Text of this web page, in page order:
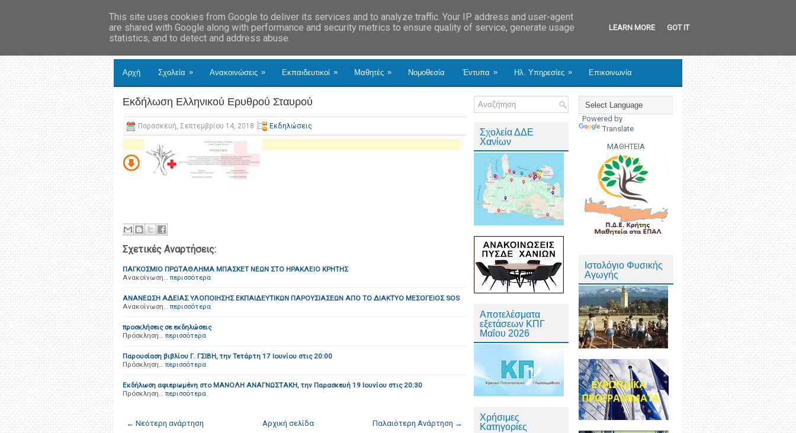
Αρχή Σχολεία » Ανακοινώσεις » Εκπαιδευτικοί » Μαθητές » Νομοθεσία Έντυπα » Ηλ. Υπηρεσίες » Επικοινωνία
Εκδήλωση Ελληνικού Ερυθρού Σταυρού
Παρασκευή, Σεπτεμβρίου 14, 2018 Εκδηλώσεις
Σχετικές Αναρτήσεις:
ΠΑΓΚΟΣΜΙΟ ΠΡΩΤΑΘΛΗΜΑ ΜΠΑΣΚΕΤ ΝΕΩΝ ΣΤΟ ΗΡΑΚΛΕΙΟ ΚΡΗΤΗΣ
Ανακοίνωση… περισσότερα
ΑΝΑΝΕΩΣΗ ΑΔΕΙΑΣ ΥΛΟΠΟΙΗΣΗΣ ΕΚΠΑΙΔΕΥΤΙΚΩΝ ΠΑΡΟΥΣΙΑΣΕΩΝ ΑΠΟ ΤΟ ΔΙAΚΤΥΟ ΜΕΣΟΓΕΙΟΣ SOS
Ανακοίνωση… περισσότερα
προσκλήσεις σε εκδηλώσεις
Πρόσκληση… περισσότερα
Παρουσίαση βιβλίου Γ. ΓΣΙΒΗ, την Τετάρτη 17 Ιουνίου στις 20:00
Πρόσκληση… περισσότερα
Εκδήλωση αφιερωμένη στο ΜΑΝΟΛΗ ΑΝΑΓΝΩΣΤΑΚΗ, την Παρασκευή 19 Ιουνίου στις 20:30
Πρόσκληση… περισσότερα
← Νεότερη ανάρτηση Παλαιότερη Ανάρτηση →
Αρχική σελίδα
Σχολεία ΔΔΕ
Χανίων
Αποτελέσματα
εξετάσεων ΚΠΓ
Μαΐου 2026
Χρήσιμες
Κατηγορίες
Powered by
Translate
ΜΑΘΗΤΕΙΑ
Ιστολόγιο Φυσικής
Αγωγής
This site uses cookies from Google to deliver its services and to analyze traffic. Your IP address and user-agent
are shared with Google along with performance and security metrics to ensure quality of service, generate usage
statistics, and to detect and address abuse.
LEARN MORE GOT IT